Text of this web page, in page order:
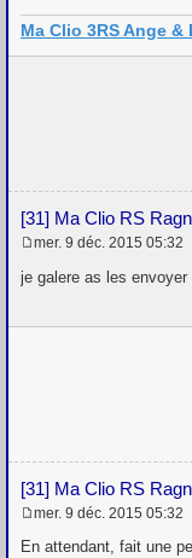
g
e
Ma Clio 3RS Ange &
[31] Ma Clio RS
e
s
a
mer. 9 déc. 2015 05:32
je galere as les
[31] Ma Clio RS
e
mer. 9 déc. 2015 05:32
En attendant, fait une